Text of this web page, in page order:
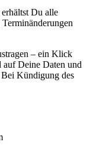
Du alle
– ein Klick
auf Deine Daten und
Bei Kündigung des